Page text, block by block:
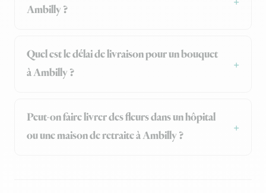
Ambilly ?
Quel est le délai de livraison pour un bouquet
à Ambilly ?
Peut-on faire livrer des fleurs dans un hôpital
ou une maison de retraite à Ambilly ?